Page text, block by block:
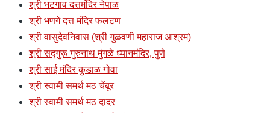
श्री भटगाव दत्तमंदिर नेपाळ
श्री भणगे दत्त मंदिर फलटण
श्री वासुदेवनिवास (श्री गुळवणी महाराज आश्रम)
श्री सद्गुरू गुरुनाथ मुंगळे ध्यानमंदिर, पुणे
श्री साई मंदिर कुडाळ गोवा
श्री स्वामी समर्थ मठ चेंबूर
श्री स्वामी समर्थ मठ दादर